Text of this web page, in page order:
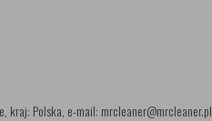
kraj: Polska, e-mail: mrcleaner@mrcleaner.pl